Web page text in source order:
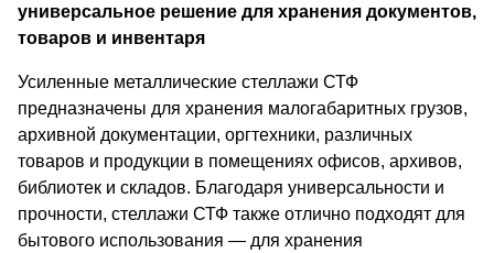
универсальное решение для хранения документов,
товаров и инвентаря
Усиленные металлические стеллажи СТФ
предназначены для хранения малогабаритных грузов,
архивной документации, оргтехники, различных
товаров и продукции в помещениях офисов, архивов,
библиотек и складов. Благодаря универсальности и
прочности, стеллажи СТФ также отлично подходят для
бытового использования — для хранения